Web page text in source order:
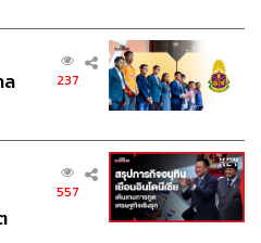
จไพบูลย์
ปวริศา ตั้งตุลานนท์
พชร, ธนภาคย์ อิทธิชัยพล,
ทร อารยางกูร
าศักดิ์, อนนต์ พูนเจ้าทรัพย์
กฤตพล จียะเกียรติ
ล
237
557